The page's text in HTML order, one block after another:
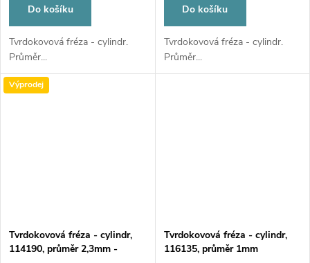
Do košíku
Tvrdokovová fréza - cylindr.
Průměr...
Do košíku
Tvrdokovová fréza - cylindr.
Průměr...
Výprodej
Tvrdokovová fréza - cylindr,
114190, průměr 2,3mm -
Tvrdokovová fréza - cylindr,
116135, průměr 1mm